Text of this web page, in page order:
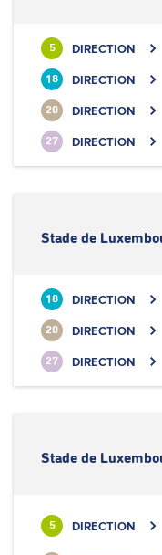
5 DIRECTION
18 DIRECTION
20 DIRECTION
27 DIRECTION
Stade de
18 DIRECTION
20 DIRECTION
27 DIRECTION
Stade de
5 DIRECTION